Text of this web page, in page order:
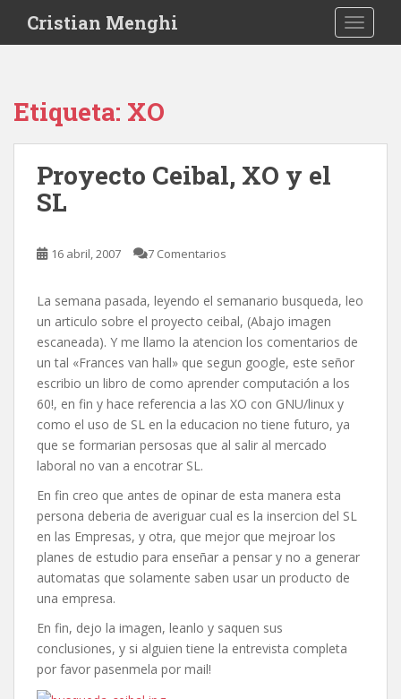
i
Cristian Menghi
Etiqueta: XO
Proyecto Ceibal, XO y el
SL
16 abril, 2007 7 Comentarios
La semana pasada, leyendo el semanario busqueda, leo
un articulo sobre el proyecto ceibal, (Abajo imagen
escaneada). Y me llamo la atencion los comentarios de
un tal «Frances van hall» que segun google, este señor
escribio un libro de como aprender computación a los
60!, en fin y hace referencia a las XO con GNU/linux y
como el uso de SL en la educacion no tiene futuro, ya
que se formarian persosas que al salir al mercado
laboral no van a encotrar SL.
En fin creo que antes de opinar de esta manera esta
persona deberia de averiguar cual es la insercion del SL
en las Empresas, y otra, que mejor que mejroar los
planes de estudio para enseñar a pensar y no a generar
automatas que solamente saben usar un producto de
una empresa.
En fin, dejo la imagen, leanlo y saquen sus
conclusiones, y si alguien tiene la entrevista completa
por favor pasenmela por mail!